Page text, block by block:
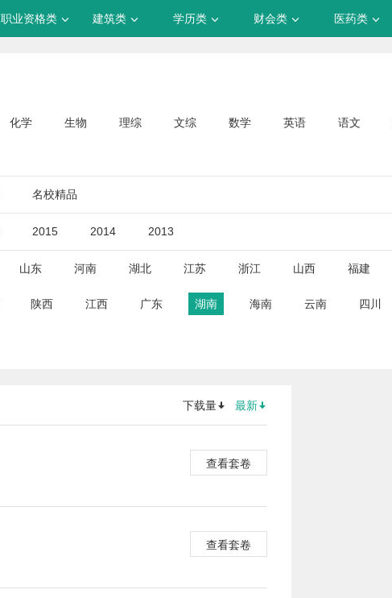
职业资格类 建筑类 学历类 财会类 医药类
化学 生物 理综 文综 数学 英语 语文
名校精品
2015 2014 2013
山东 河南 湖北 江苏 浙江 山西 福建
陕西 江西 广东 湖南 海南 云南 四川
下载量 最新
查看套卷
查看套卷